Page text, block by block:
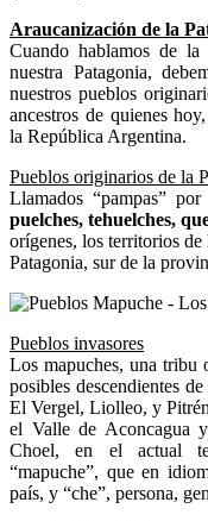
Araucanización de la
Cuando hablamos de la
nuestra Patagonia,
nuestros pueblos
ancestros de quienes
la República Argentina.
Pueblos originarios de la
Llamados “pampas”
puelches, tehuelches,
orígenes, los territorios
Patagonia, sur de la
Pueblos invasores
Los mapuches, una tribu
posibles descendientes
El Vergel, Liolleo, y
el Valle de Aconcagua
Choel, en el actual
“mapuche”, que en
país, y “che”, persona,